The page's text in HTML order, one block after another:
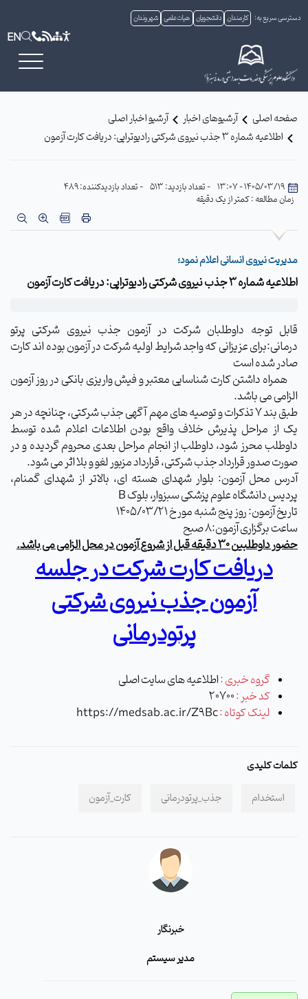
دسترسی سریع به: کارمندان دانشجویان هیات علمی شهروندان
EN
صفحه اصلی آرشیوهای اخبار
آرشیو اخبار اصلی
اطلاعیه شماره 3 جذب نیروی شرکتی رادیوتراپی: دریافت کارت آزمون
1405/03/19 - 13:07 - تعداد بازدید: 513
- تعداد بازدیدکننده: 489
زمان مطالعه : کمتر از یک دقیقه
مدیریت نیروی انسانی اعلام نمود؛
اطلاعیه شماره 3 جذب نیروی شرکتی رادیوتراپی: دریافت کارت آزمون
قابل توجه داوطلبان شرکت در آزمون جذب نیروی شرکتی پرتو
درمانی:برای عزیزانی که واجد شرایط اولیه شرکت در آزمون بوده اند کارت
صادر شده است
همراه داشتن کارت شناسایی معتبر و فیش واریزی بانکی در روز آزمون
الزامی می باشد.
طبق بند 7 تذکرات و توصیه های مهم آگهی جذب شرکتی، چنانچه در هر
یک از مراحل پذیرش خلاف واقع بودن اطلاعات اعلام شده توسط
داوطلب محرز شود، داوطلب از انجام مراحل بعدی محروم گردیده و در
صورت صدور قرارداد جذب شرکتی، قرارداد مزبور لغو و بلا اثر می شود.
آدرس محل آزمون: بلوار شهدای هسته ای، بالاتر از شهدای گمنام،
پردیس دانشگاه علوم پزشکی سبزوار، بلوکB
تاریخ آزمون: روز پنج شنبه مورخ 1405/03/21
ساعت برگزاری آزمون:8 صبح
حضور داوطلبین 30 دقیقه قبل از شروع آزمون در محل الزامی می باشد.
دریافت کارت شرکت در جلسه
آزمون جذب نیروی شرکتی
پرتودرمانی
گروه خبری :اطلاعیه های سایت اصلی
کد خبر :20700
لینک کوتاه :https://medsab.ac.ir/Z9Bc
کلمات کلیدی
استخدام جذب_پرتودرمانی کارت_آزمون
خبرنگار
مدیر سیستم